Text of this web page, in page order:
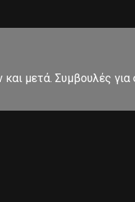
μετά. Συμβουλές